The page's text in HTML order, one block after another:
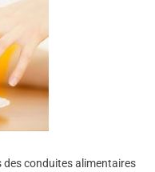
des conduites alimentaires